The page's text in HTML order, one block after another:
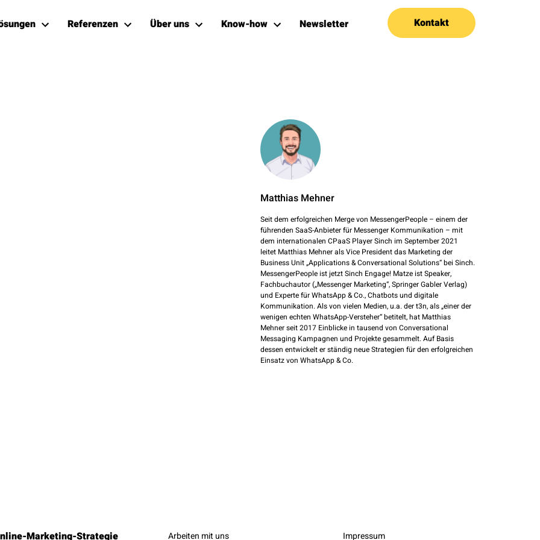
Referenzen Über uns Know-how Newsletter Kontakt
Matthias Mehner
Seit dem erfolgreichen Merge von MessengerPeople – einem der
führenden SaaS-Anbieter für Messenger Kommunikation – mit
dem internationalen CPaaS Player Sinch im September 2021
leitet Matthias Mehner als Vice President das Marketing der
Business Unit „Applications & Conversational Solutions“ bei Sinch.
MessengerPeople ist jetzt Sinch Engage! Matze ist Speaker,
Fachbuchautor („Messenger Marketing“, Springer Gabler Verlag)
und Experte für WhatsApp & Co., Chatbots und digitale
Kommunikation. Als von vielen Medien, u.a. der t3n, als „einer der
wenigen echten WhatsApp-Versteher“ betitelt, hat Matthias
Mehner seit 2017 Einblicke in tausend von Conversational
Messaging Kampagnen und Projekte gesammelt. Auf Basis
dessen entwickelt er ständig neue Strategien für den erfolgreichen
Einsatz von WhatsApp & Co.
Marketing-Strategie Arbeiten mit uns Impressum